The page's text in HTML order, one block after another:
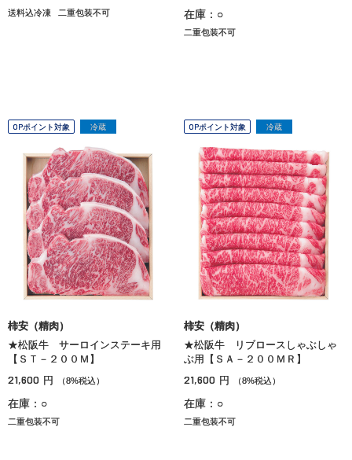
送料込冷凍 二重包装不可 在庫：○
二重包装不可
OPポイント対象 冷蔵
柿安（精肉）
★松阪牛 サーロインステーキ用
【ＳＴ－２００Ｍ】
21,600 円 （8%税込）
在庫：○
二重包装不可
OPポイント対象 冷蔵
柿安（精肉）
★松阪牛 リブロースしゃぶしゃ
ぶ用【ＳＡ－２００ＭＲ】
21,600 円 （8%税込）
在庫：○
二重包装不可